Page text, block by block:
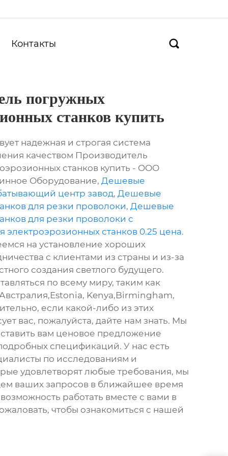
Контакты 
погружных
станков купить
надежная и строгая система
качеством Производитель
станков купить - ООО
Оборудование, Дешевые
центр завод, Дешевые
для резки проволоки, Дешевые
для резки проволоки с
электроэрозионных станков 0.25 цена.
на установление хороших
с клиентами из страны и из-за
создания светлого будущего.
по всему миру, таким как
Kenya,Birmingham,
если какой-либо из этих
вас, пожалуйста, дайте нам знать. Мы
вам ценовое предложение
спецификаций. У нас есть
по исследованиям и
удовлетворят любые требования, мы
ваших запросов в ближайшее время
работать вместе с вами в
чтобы ознакомиться с нашей